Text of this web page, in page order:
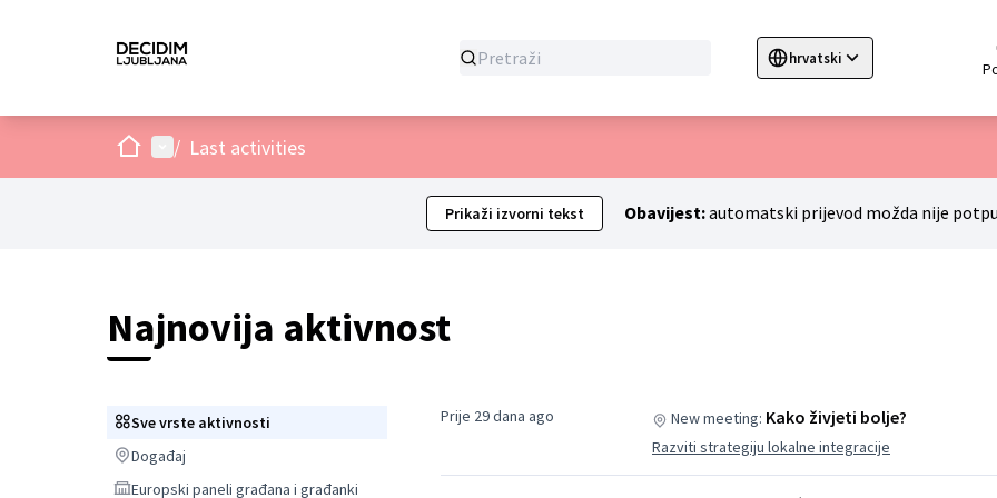
hrvatski
Sprache wählen Choose language
DomGlavni izbornik
/ Last activities
Prikaži izvorni tekst Obavijest:automatski prijevod možda nije
Najnovija aktivnost
Sve vrste aktivnosti
Sve vrste aktivnosti
Događaj
Događaj
Europski paneli građana i građanki
Europski paneli građana i građanki
Prije 29 dana ago New meeting: Kako živjeti bolje?
Razviti strategiju lokalne integracije